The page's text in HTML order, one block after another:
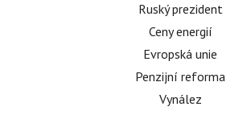
Ruský prezident
Ceny energií
Evropská unie
Penzijní reforma
Vynález